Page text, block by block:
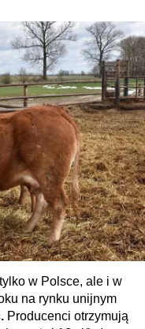
w Polsce, ale i w
na rynku unijnym
Producenci otrzymują